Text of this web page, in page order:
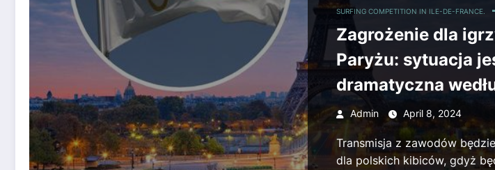
SURFING COMPETITION IN ILE-DE-FRANCE.
Zagrożenie dla
Paryżu: sytuacja
dramatyczna
Express.
Admin April 8, 2024
Transmisja z zawodów
dla polskich kibiców, gdyż